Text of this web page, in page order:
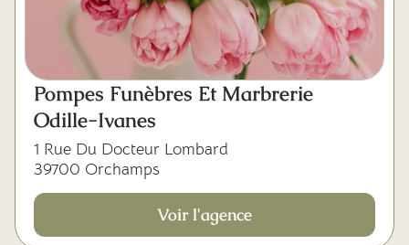
Pompes Funèbres Et Marbrerie
Odille-Ivanes
1 Rue Du Docteur Lombard
39700 Orchamps
Voir l'agence